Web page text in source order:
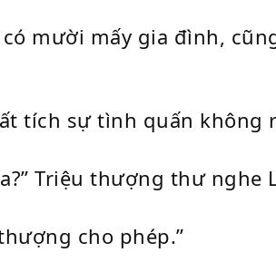
mười mấy gia đình,
tích sự tình quấn không
Triệu thượng thư
cho phép.”